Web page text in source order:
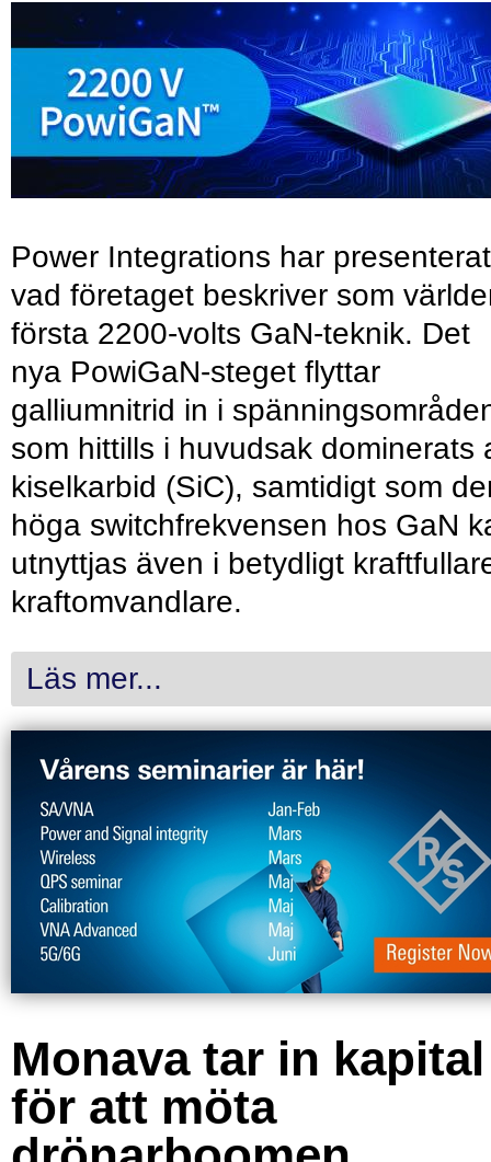
Power Integrations har presenterat
vad företaget beskriver som
första 2200-volts GaN-teknik. Det
nya PowiGaN-steget flyttar
galliumnitrid in i
som hittills i huvudsak dominerats
kiselkarbid (SiC), samtidigt som
höga switchfrekvensen hos GaN
utnyttjas även i betydligt
kraftomvandlare.
Läs mer...
Monava tar in kapital
för att möta